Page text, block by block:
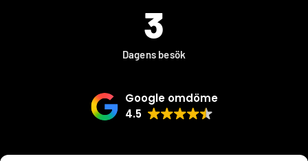
3
Dagens besök
Google omdöme
4.5